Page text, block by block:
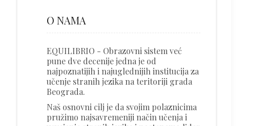
O NAMA
EQUILIBRIO - Obrazovni sistem već
pune dve decenije jedna je od
najpoznatijih i najuglednijih institucija za
učenje stranih jezika na teritoriji grada
Beograda.
Naš osnovni cilj je da svojim polaznicima
pružimo najsavremeniji način učenja i